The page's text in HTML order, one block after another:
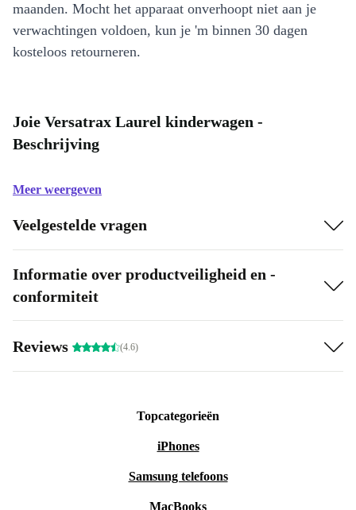
maanden. Mocht het apparaat onverhoopt niet aan je
verwachtingen voldoen, kun je 'm binnen 30 dagen
kosteloos retourneren.
Joie Versatrax Laurel kinderwagen -
Beschrijving
Meer weergeven
Veelgestelde vragen
Informatie over productveiligheid en -
conformiteit
Reviews (4.6)
Topcategorieën
iPhones
Samsung telefoons
MacBooks